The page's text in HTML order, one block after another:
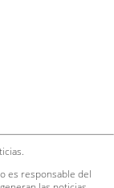
es responsable del